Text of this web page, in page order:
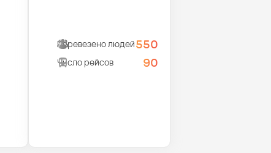
Перевезено людей550
Число рейсов 90